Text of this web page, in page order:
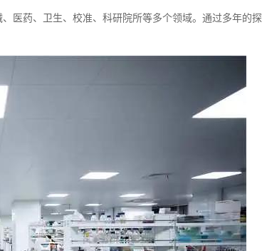
医药、卫生、校准、科研院所等多个领域。通过多年的探